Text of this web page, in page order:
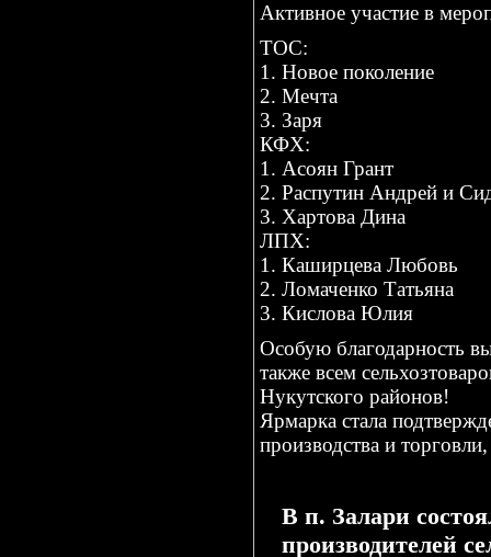
Активное участие в
ТОС:
1. Новое поколение
2. Мечта
3. Заря
КФХ:
1. Асоян Грант
2. Распутин Андрей и
3. Хартова Дина
ЛПХ:
1. Каширцева Любовь
2. Ломаченко Татьяна
3. Кислова Юлия
Особую благодарность
также всем
Нукутского районов!
Ярмарка стала
производства и
В п. Залари
производителей